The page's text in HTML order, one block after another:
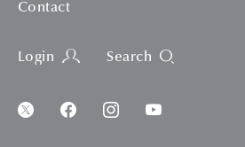
Contact
Login Search